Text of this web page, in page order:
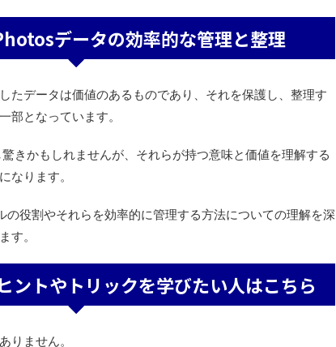
データの効率的な管理と整理
たデータは価値のあるものであり、それを保護し、整理す
部となっています。
きかもしれませんが、それらが持つ意味と価値を理解する
なります。
の役割やそれらを効率的に管理する方法についての理解を深
す。
ントやトリックを学びたい人はこちら
りません。